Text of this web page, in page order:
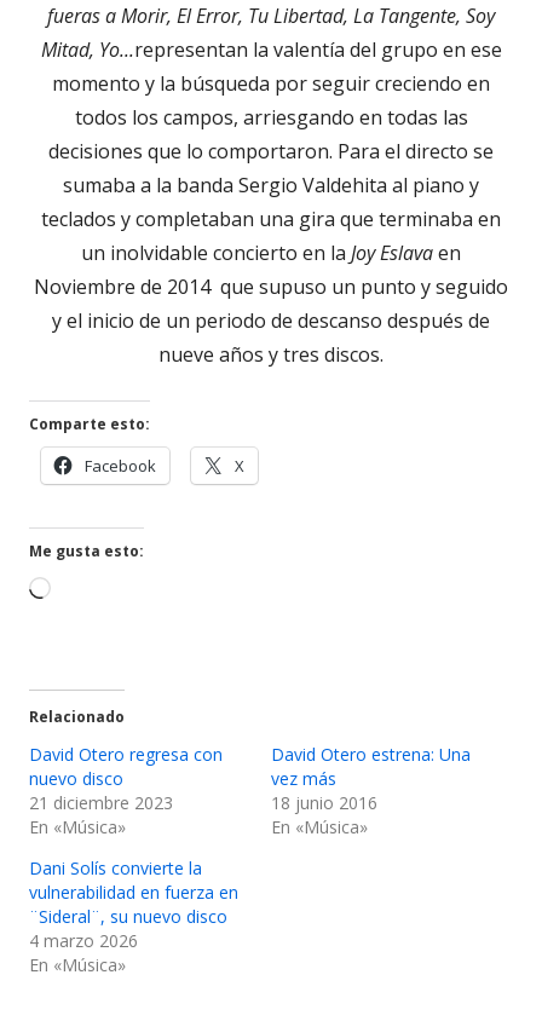
fueras a Morir, El Error, Tu Libertad, La Tangente, Soy
Mitad, Yo...representan la valentía del grupo en ese
momento y la búsqueda por seguir creciendo en
todos los campos, arriesgando en todas las
decisiones que lo comportaron. Para el directo se
sumaba a la banda Sergio Valdehita al piano y
teclados y completaban una gira que terminaba en
un inolvidable concierto en la Joy Eslavaen
Noviembre de 2014 que supuso un punto y seguido
y el inicio de un periodo de descanso después de
nueve años y tres discos.
Comparte esto:
Facebook
en
X
en
Me gusta esto:
Cargando...
Relacionado
David Otero regresa con
nuevo disco
21 diciembre 2023
En «Música»
David Otero estrena: Una
vez más
18 junio 2016
En «Música»
Dani Solís convierte la
vulnerabilidad en fuerza en
¨Sideral¨, su nuevo disco
4 marzo 2026
En «Música»